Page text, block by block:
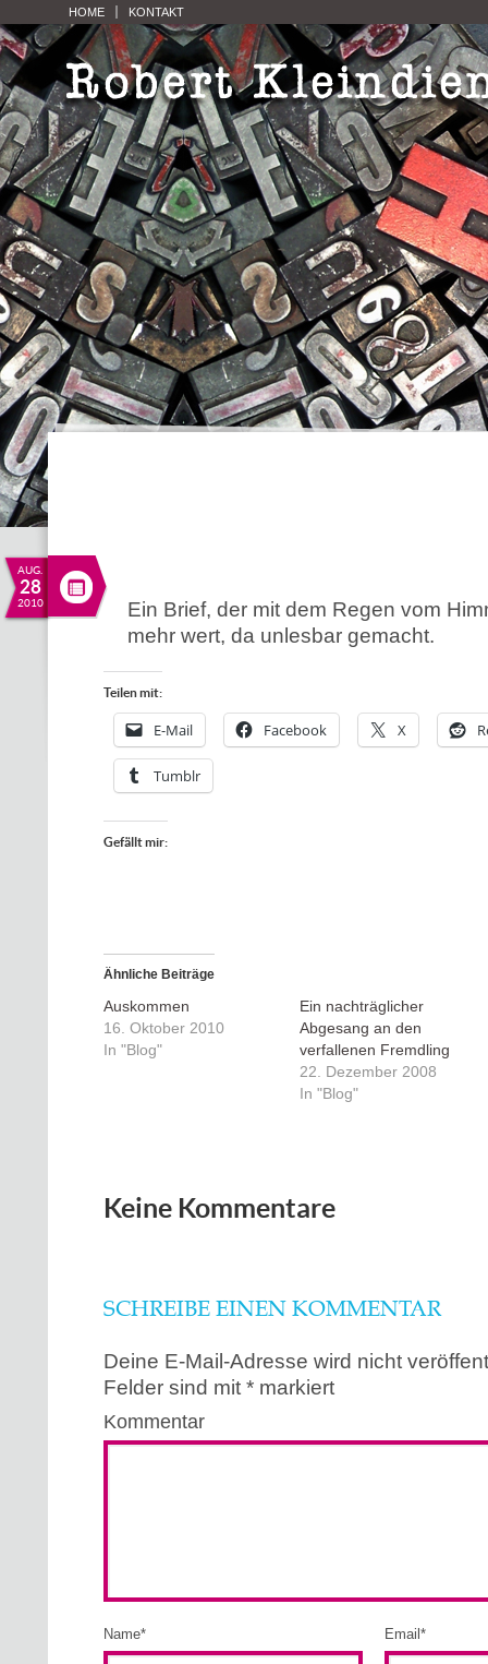
HOME KONTAKT
AUG.
28
2010
Ein Brief, der mit dem Regen vom
mehr wert, da unlesbar gemacht.
Teilen mit:
E-Mail Facebook X
Tumblr
Gefällt mir:
Ähnliche Beiträge
Auskommen
16. Oktober 2010
In "Blog"
Ein nachträglicher
Abgesang an den
verfallenen Fremdling
22. Dezember 2008
In "Blog"
Keine Kommentare
SCHREIBE EINEN KOMMENTAR
Deine E-Mail-Adresse wird nicht
Felder sind mit * markiert
Kommentar
Name* Email *